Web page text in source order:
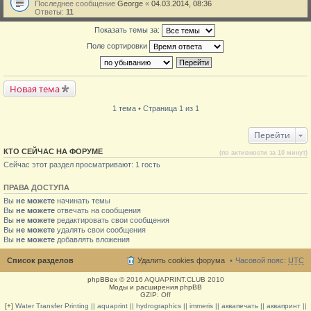
Последнее сообщение George « 04.03.2014, 08:36
Ответы: 11
Показать темы за:
Поле сортировки
Новая тема
1 тема • Страница 1 из 1
Перейти
КТО СЕЙЧАС НА ФОРУМЕ (по активности за 10 минут)
Сейчас этот раздел просматривают: 1 гость
ПРАВА ДОСТУПА
Вы не можете начинать темы
Вы не можете отвечать на сообщения
Вы не можете редактировать свои сообщения
Вы не можете удалять свои сообщения
Вы не можете добавлять вложения
Список разделов Часовой пояс: UTC
Удалить cookies форума
phpBBex© 2016 AQUAPRINT.CLUB 2010
Моды и расширения phpBB
GZIP: Off
[+] Water Transfer Printing || aquaprint || hydrographics || immeris || аквапечать || аквапринт ||